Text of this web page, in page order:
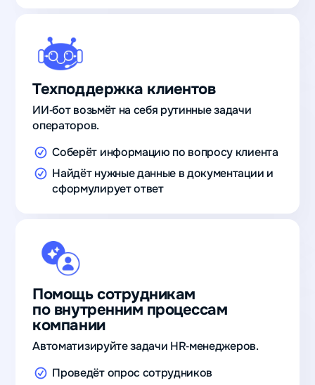
Техподдержка клиентов
ИИ‑бот возьмёт на себя рутинные задачи
операторов.
Cоберёт информацию по вопросу клиента
Найдёт нужные данные в документации и
сформулирует ответ
Помощь сотрудникам
по внутренним процессам
компании
Автоматизируйте задачи HR‑менеджеров.
Проведёт опрос сотрудников